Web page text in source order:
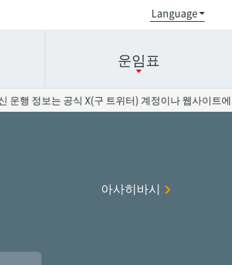
운임표
정보는 공식 X(구 트위터) 계정이나 웹사이트에서
아사히바시